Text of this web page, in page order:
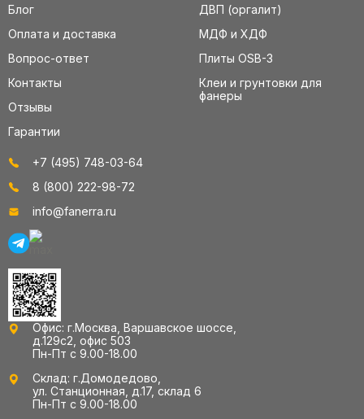
Блог
Оплата и доставка
Вопрос-ответ
Контакты
Отзывы
Гарантии
ДВП (оргалит)
МДФ и ХДФ
Плиты OSB-3
Клеи и грунтовки для
фанеры
+7 (495) 748-03-64
8 (800) 222-98-72
info@fanerra.ru
Офис: г.Москва, Варшавское шоссе,
д.129с2, офис 503
Пн-Пт с 9.00-18.00
Склад: г.Домодедово,
ул. Станционная, д.17, склад 6
Пн-Пт с 9.00-18.00